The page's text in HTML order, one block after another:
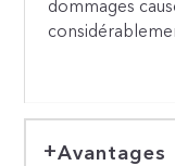
dommages
Avantages